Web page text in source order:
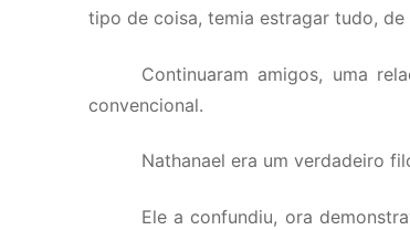
tipo de coisa, temia estragar tudo,
Continuaram amigos, uma
convencional.
Nathanael era um verdadeiro
Ele a confundiu, ora